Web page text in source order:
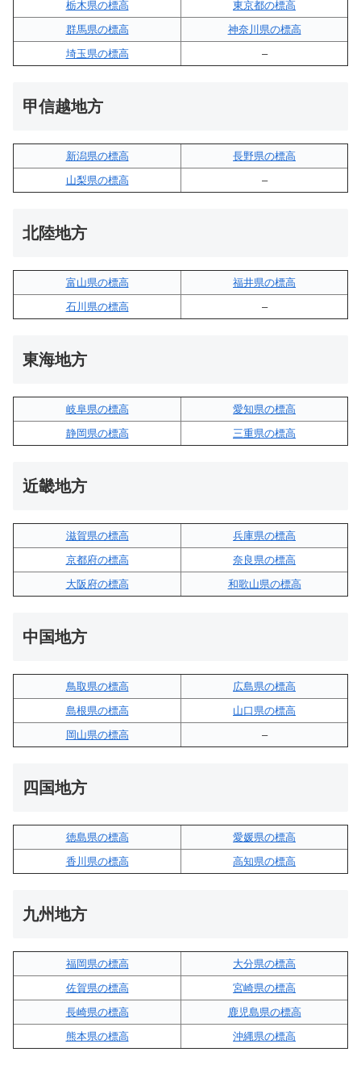
栃木県の標高
東京都の標高
群馬県の標高
神奈川県の標高
埼玉県の標高
–
甲信越地方
新潟県の標高
長野県の標高
山梨県の標高
–
北陸地方
富山県の標高
福井県の標高
石川県の標高
–
東海地方
岐阜県の標高
愛知県の標高
静岡県の標高
三重県の標高
近畿地方
滋賀県の標高
兵庫県の標高
京都府の標高
奈良県の標高
大阪府の標高
和歌山県の標高
中国地方
鳥取県の標高
広島県の標高
島根県の標高
山口県の標高
岡山県の標高
–
四国地方
徳島県の標高
愛媛県の標高
香川県の標高
高知県の標高
九州地方
福岡県の標高
大分県の標高
佐賀県の標高
宮崎県の標高
長崎県の標高
鹿児島県の標高
熊本県の標高
沖縄県の標高